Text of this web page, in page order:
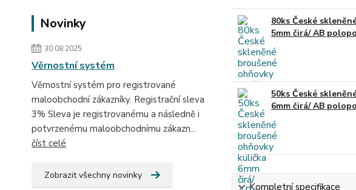
Novinky
30.08.2025
Věrnostní systém
Věrnostní systém pro registrované
maloobchodní zákazníky. Registrační sleva
3% Sleva je registrovanému a následně i
potvrzenému maloobchodnímu zákazn...
číst celé
Zobrazit všechny novinky
80ks České
5mm čirá/ AB
50ks České
6mm čirá/ AB
Kompletní specifikace